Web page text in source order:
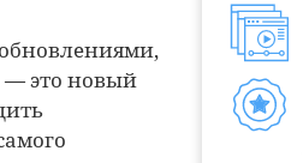
— это новый